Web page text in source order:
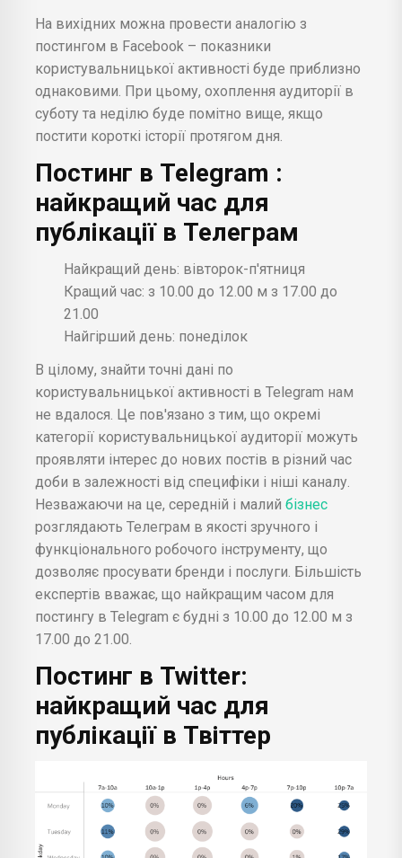
На вихідних можна провести аналогію з
постингом в Facebook – показники
користувальницької активності буде приблизно
однаковими. При цьому, охоплення аудиторії в
суботу та неділю буде помітно вище, якщо
постити короткі історії протягом дня.
Постинг в Telegram :
найкращий час для
публікації в Телеграм
Найкращий день: вівторок-п'ятниця
Кращий час: з 10.00 до 12.00 м з 17.00 до
21.00
Найгірший день: понеділок
В цілому, знайти точні дані по
користувальницької активності в Telegram нам
не вдалося. Це пов'язано з тим, що окремі
категорії користувальницької аудиторії можуть
проявляти інтерес до нових постів в різний час
доби в залежності від специфіки і ніші каналу.
Незважаючи на це, середній і малий бізнес
розглядають Телеграм в якості зручного і
функціонального робочого інструменту, що
дозволяє просувати бренди і послуги. Більшість
експертів вважає, що найкращим часом для
постингу в Telegram є будні з 10.00 до 12.00 м з
17.00 до 21.00.
Постинг в Twitter:
найкращий час для
публікації в Твіттер